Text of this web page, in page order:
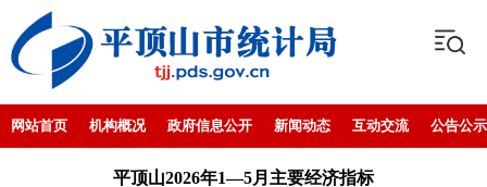
网站首页 机构概况 政府信息公开 新闻动态 互动交流 公告公示
平顶山2026年1—5月主要经济指标